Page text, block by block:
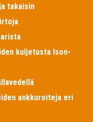
takaisin
kuljetusta Ison-
ankkuroiteja eri